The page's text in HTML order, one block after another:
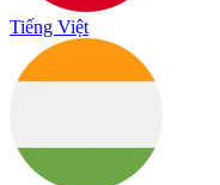
Tiếng Việt